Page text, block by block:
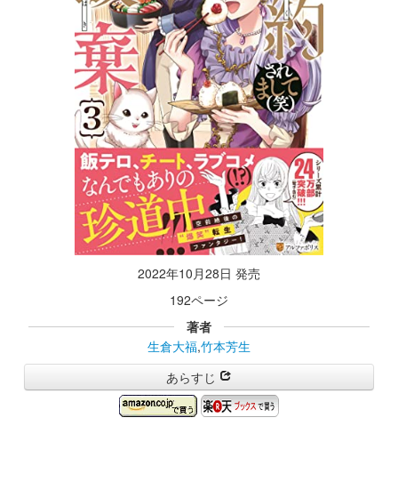
2022年10月28日 発売
192ページ
著者
生倉大福,竹本芳生
あらすじ